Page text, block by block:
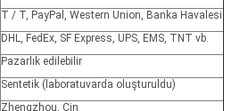
T / T, PayPal, Western Union, Banka Havalesi
DHL, FedEx, SF Express, UPS, EMS, TNT vb.
Pazarlık edilebilir
Sentetik (laboratuvarda oluşturuldu)
Zhengzhou, Çin